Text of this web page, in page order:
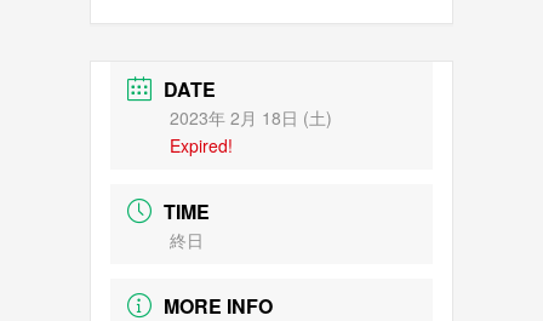
DATE
2023年 2月 18日 (土)
Expired!
TIME
終日
MORE INFO